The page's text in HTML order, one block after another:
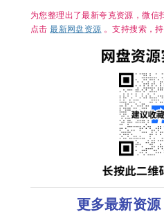
作/科幻/惊悚/
犯罪/奇幻/
险/4K完结
为您整理出了最新夸克资源，微信
点击最新网盘资源 。支持搜索，
更多最新资